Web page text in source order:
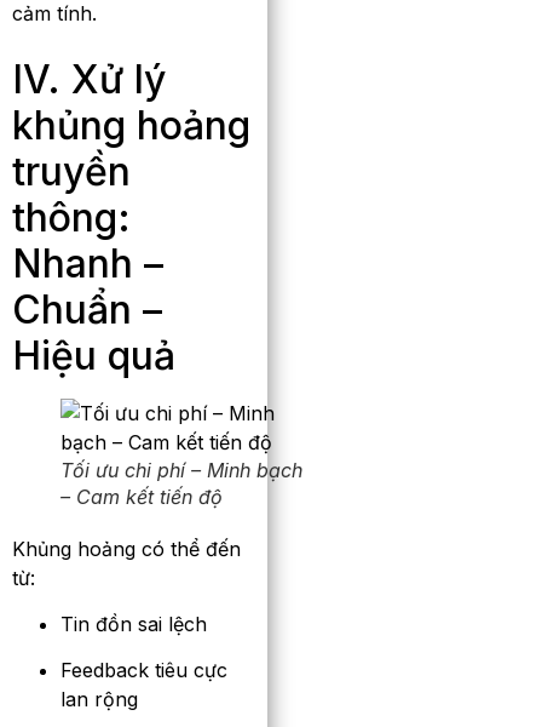
cảm tính.
IV. Xử lý
khủng hoảng
truyền
thông:
Nhanh –
Chuẩn –
Hiệu quả
Tối ưu chi phí – Minh bạch
– Cam kết tiến độ
Khủng hoảng có thể đến
từ:
Tin đồn sai lệch
Feedback tiêu cực
lan rộng